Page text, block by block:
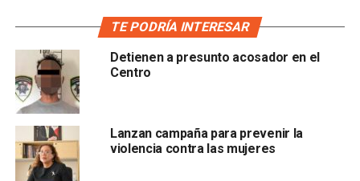
Con la presencia de Lorena Valle Rodríguez, Presidenta
Méndez Salas, Coordinadora de los Centros de Justicia
para Mujeres (CJMSLP) y Erika Velázquez Gutiérrez,
Directora del Instituto de las Mujeres (IMES), el
gobernador indicó que la prevención de este delito
requiere la participación de las instancias
gubernamentales y de la sociedad.
TE PODRÍA INTERESAR
Detienen a presunto acosador en el
Centro
Lanzan campaña para prevenir la
violencia contra las mujeres